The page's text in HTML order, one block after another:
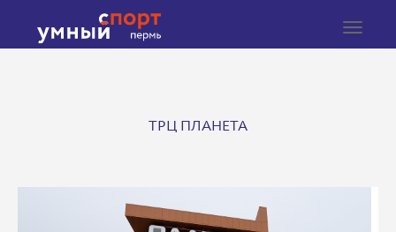
Toggle
ТРЦ ПЛАНЕТА